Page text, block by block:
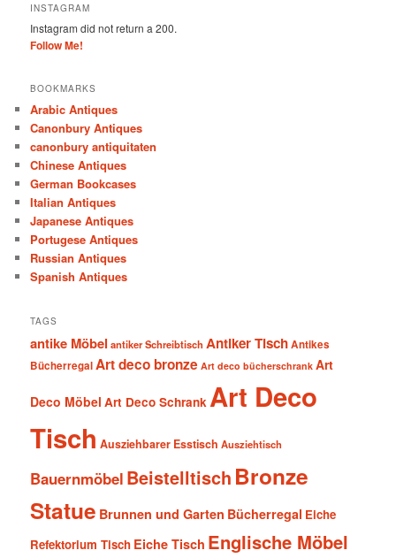
INSTAGRAM
Instagram did not return a 200.
Follow Me!
BOOKMARKS
Arabic Antiques
Canonbury Antiques
canonbury antiquitaten
Chinese Antiques
German Bookcases
Italian Antiques
Japanese Antiques
Portugese Antiques
Russian Antiques
Spanish Antiques
TAGS
antike Möbel antiker Schreibtisch Antiker TischAntikes
BücherregalArt deco bronze Art deco bücherschrank Art
Deco Möbel Art Deco Schrank Art Deco
Tisch Ausziehbarer Esstisch Ausziehtisch
Bauernmöbel Beistelltisch Bronze
Statue Brunnen und Garten Bücherregal Eiche
Refektorium Tisch Eiche Tisch Englische Möbel